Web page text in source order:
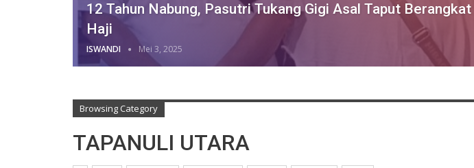
12 Tahun Nabung, Pasutri Tukang Gigi Asal Taput Berangkat
Haji
ISWANDI Mei 3, 2025
Browsing Category
TAPANULI UTARA